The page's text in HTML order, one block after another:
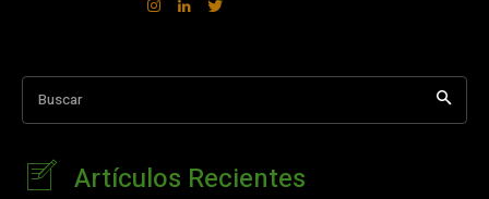
Buscar
Artículos Recientes